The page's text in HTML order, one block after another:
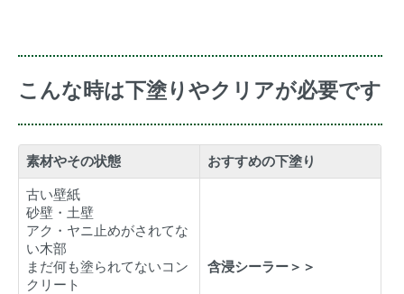
こんな時は下塗りやクリアが必要です
素材やその状態 おすすめの下塗り
古い壁紙
砂壁・土壁
アク・ヤニ止めがされてな
い木部
まだ何も塗られてないコン
クリート
含浸シーラー＞＞